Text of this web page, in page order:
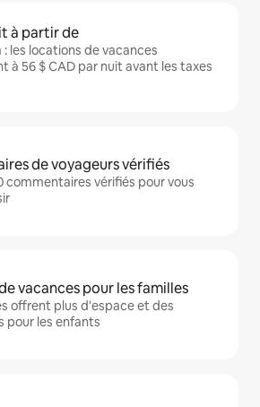
à partir de
les locations de vacances
à 56 $ CAD par nuit avant les taxes
de voyageurs vérifiés
commentaires vérifiés pour vous
vacances pour les familles
offrent plus d'espace et des
pour les enfants